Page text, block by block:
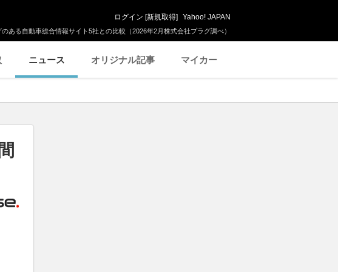
ある自動車総合情報サイト5社との比較（2026年2月株式会社プラグ調べ）
ログイン [新規取得] Yahoo! JAPAN
ニュース オリジナル記事 マイカー